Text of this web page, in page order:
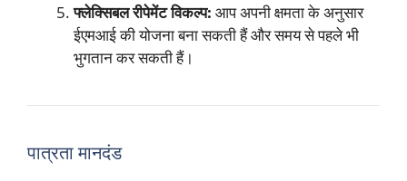
फ्लेक्सिबल रीपेमेंट विकल्प: आप अपनी क्षमता के अनुसार
ईएमआई की योजना बना सकती हैं और समय से पहले भी
भुगतान कर सकती हैं।
पात्रता मानदंड